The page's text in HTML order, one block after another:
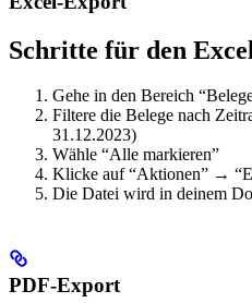
Schritte für den
Gehe in den Bereich
Filtere die Belege nach
31.12.2023)
Wähle “Alle markieren”
Klicke auf “Aktionen” →
Die Datei wird in deinem
PDF-Export